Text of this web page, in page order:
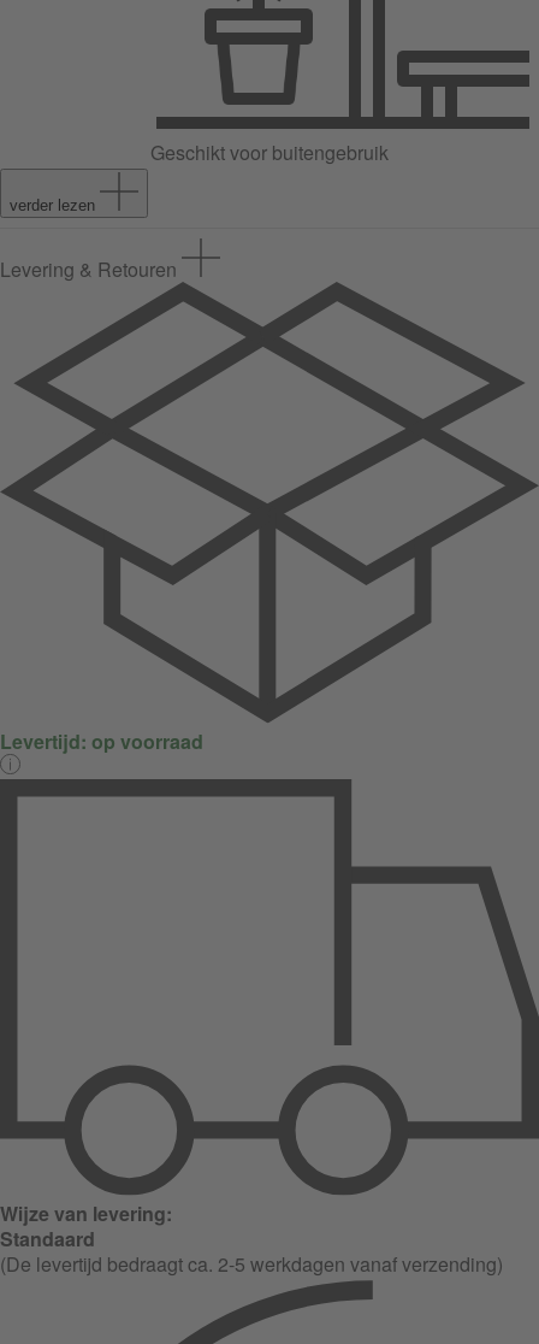
Geschikt voor buitengebruik
verder lezen
Levering & Retouren
Levertijd: op voorraad
Wijze van levering:
Standaard
(De levertijd bedraagt ca. 2-5 werkdagen vanaf verzending)